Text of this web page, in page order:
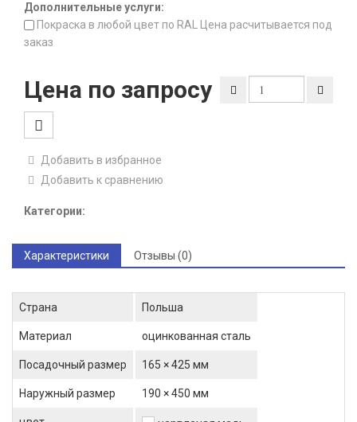
Дополнительные услуги:
Покраска в любой цвет по RAL Цена расчитывается под
заказ
Цена по запросу
Добавить в избранное
Добавить к сравнению
Категории:
Характеристики Отзывы (0)
Страна Польша
Материал оцинкованная сталь
Посадочный размер 165 × 425 мм
Наружный размер 190 × 450 мм